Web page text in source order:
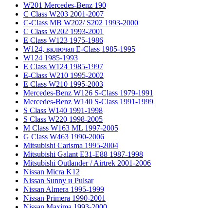
W201 Mercedes-Benz 190
C Class W203 2001-2007
C-Class MB W202/ S202 1993-2000
C Class W202 1993-2001
E Class W123 1975-1986
W124, включая E-Class 1985-1995
W124 1985-1993
E Class W124 1985-1997
E-Class W210 1995-2002
E Class W210 1995-2003
Mercedes-Benz W126 S-Class 1979-1991
Mercedes-Benz W140 S-Class 1991-1999
S Class W140 1991-1998
S Class W220 1998-2005
M Class W163 ML 1997-2005
G Class W463 1990-2006
Mitsubishi Carisma 1995-2004
Mitsubishi Galant E31-E88 1987-1998
Mitsubishi Outlander / Airtrek 2001-2006
Nissan Micra K12
Nissan Sunny и Pulsar
Nissan Almera 1995-1999
Nissan Primera 1990-2001